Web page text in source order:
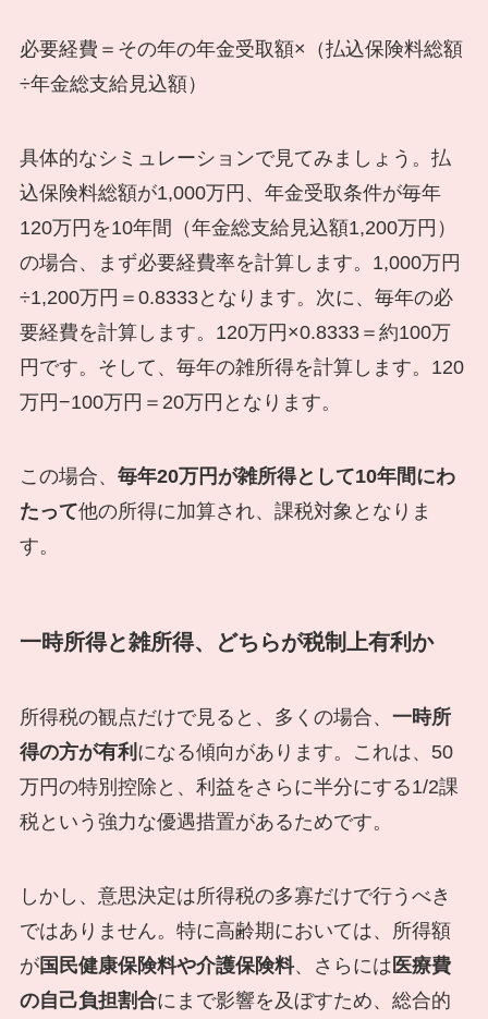
必要経費＝その年の年金受取額×（払込保険料総額
÷年金総支給見込額）
具体的なシミュレーションで見てみましょう。払
込保険料総額が1,000万円、年金受取条件が毎年
120万円を10年間（年金総支給見込額1,200万円）
の場合、まず必要経費率を計算します。1,000万円
÷1,200万円＝0.8333となります。次に、毎年の必
要経費を計算します。120万円×0.8333＝約100万
円です。そして、毎年の雑所得を計算します。120
万円−100万円＝20万円となります。
この場合、 毎年20万円が雑所得として10年間にわ
たって他の所得に加算され、課税対象となりま
す。
一時所得と雑所得、どちらが税制上有利か
所得税の観点だけで見ると、多くの場合、 一時所
得の方が有利 になる傾向があります。これは、50
万円の特別控除と、利益をさらに半分にする1/2課
税という強力な優遇措置があるためです。
しかし、意思決定は所得税の多寡だけで行うべき
ではありません。特に高齢期においては、所得額
が国民健康保険料や介護保険料、さらには 医療費
の自己負担割合にまで影響を及ぼすため、総合的